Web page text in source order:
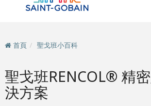
首頁 聖戈班小百科
聖戈班RENCOL® 精
決方案